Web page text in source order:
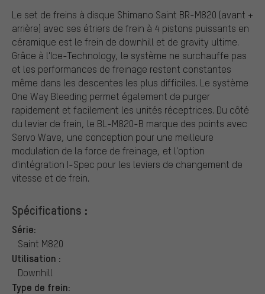
Le set de freins à disque Shimano Saint BR-M820 (avant +
arrière) avec ses étriers de frein à 4 pistons puissants en
céramique est le frein de downhill et de gravity ultime.
Grâce à l'Ice-Technology, le système ne surchauffe pas
et les performances de freinage restent constantes
même dans les descentes les plus difficiles. Le système
One Way Bleeding permet également de purger
rapidement et facilement les unités réceptrices. Du côté
du levier de frein, le BL-M820-B marque des points avec
Servo Wave, une conception pour une meilleure
modulation de la force de freinage, et l'option
d'intégration I-Spec pour les leviers de changement de
vitesse et de frein.
Spécifications :
Série:
Saint M820
Utilisation :
Downhill
Type de frein: